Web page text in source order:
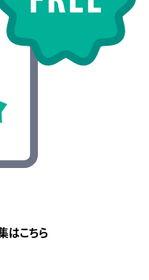
はこちら